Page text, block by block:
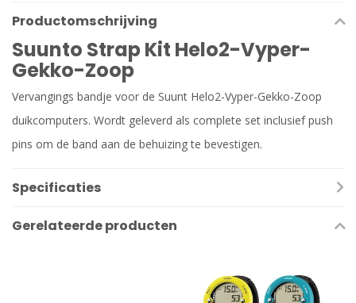
Productomschrijving
Suunto Strap Kit Helo2-Vyper-
Gekko-Zoop
Vervangings bandje voor de Suunt Helo2-Vyper-Gekko-Zoop
duikcomputers. Wordt geleverd als complete set inclusief push
pins om de band aan de behuizing te bevestigen.
Specificaties
Gerelateerde producten